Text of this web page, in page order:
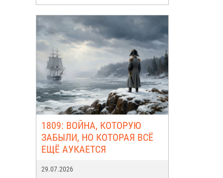
1809: ВОЙНА, КОТОРУЮ
ЗАБЫЛИ, НО КОТОРАЯ ВСЁ
ЕЩЁ АУКАЕТСЯ
29.07.2026